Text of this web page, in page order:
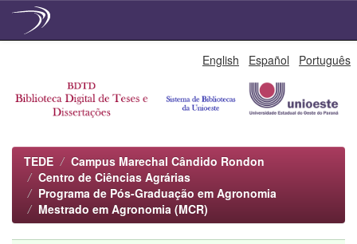
English Español Português
TEDE
Campus Marechal Cândido Rondon
Centro de Ciências Agrárias
Programa de Pós-Graduação em Agronomia
Mestrado em Agronomia (MCR)